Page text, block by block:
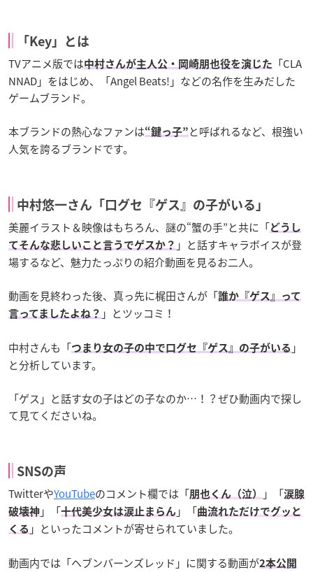
「Key」とは
TVアニメ版では中村さんが主人公・岡崎朋也役を演じた
「CLA
NNAD」をはじめ、「Angel Beats!」などの名作を生みだした
ゲームブランド。
本ブランドの熱心なファンは“鍵っ子” と呼ばれるなど、根強い
人気を誇るブランドです。
中村悠一さん「口グセ『ゲス』の子がいる」
美麗イラスト＆映像はもちろん、謎の“蟹の手”と共に「どうし
てそんな悲しいこと言うでゲスか？ 」と話すキャラボイスが登
場するなど、魅力たっぷりの紹介動画を見るお二人。
動画を見終わった後、真っ先に梶田さんが「誰か『ゲス』って
言ってましたよね？ 」とツッコミ！
中村さんも「つまり女の子の中で口グセ『ゲス』の子がいる 」
と分析しています。
「ゲス」と話す女の子はどの子なのか…！？ぜひ動画内で探し
て見てくださいね。
SNSの声
TwitterやYouTubeのコメント欄では「朋也くん（泣） 」「涙腺
破壊神 」「十代美少女は涙止まらん 」「曲流れただけでグッと
くる 」といったコメントが寄せられていました。
動画内では「ヘブンバーンズレッド」に関する動画が2本公開